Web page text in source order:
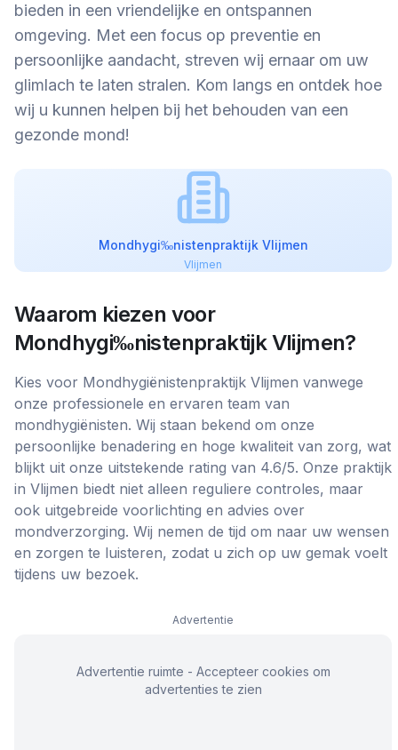
bieden in een vriendelijke en ontspannen
omgeving. Met een focus op preventie en
persoonlijke aandacht, streven wij ernaar om uw
glimlach te laten stralen. Kom langs en ontdek hoe
wij u kunnen helpen bij het behouden van een
gezonde mond!
Mondhygi‰nistenpraktijk Vlijmen
Vlijmen
Waarom kiezen voor
Mondhygi‰nistenpraktijk Vlijmen?
Kies voor Mondhygiënistenpraktijk Vlijmen vanwege
onze professionele en ervaren team van
mondhygiënisten. Wij staan bekend om onze
persoonlijke benadering en hoge kwaliteit van zorg, wat
blijkt uit onze uitstekende rating van 4.6/5. Onze praktijk
in Vlijmen biedt niet alleen reguliere controles, maar
ook uitgebreide voorlichting en advies over
mondverzorging. Wij nemen de tijd om naar uw wensen
en zorgen te luisteren, zodat u zich op uw gemak voelt
tijdens uw bezoek.
Advertentie
Advertentie ruimte - Accepteer cookies om
advertenties te zien